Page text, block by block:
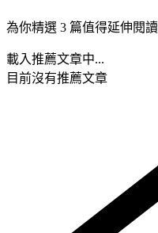
為你精選 3 篇值得延伸閱
載入推薦文章中...
目前沒有推薦文章